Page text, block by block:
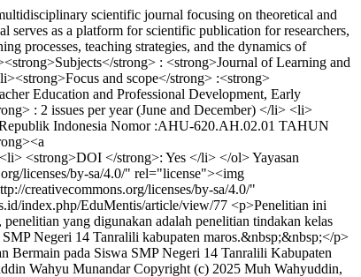
scientific journal focusing on theoretical and
serves as a platform for scientific publication for researchers,
processes, teaching strategies, and the dynamics of
strong> : <strong>Journal of Learning and
and scope</strong> :<strong>
Education and Professional Development, Early
: 2 issues per year (June and December) </li> <li>
Indonesia Nomor :AHU-620.AH.02.01 TAHUN
<strong>DOI </strong>: Yes </li> </ol>Yayasan
licenses/by-sa/4.0/" rel="license"><img
creativecommons.org/licenses/by-sa/4.0/"
index.php/EduMentis/article/view/77 <p>Penelitian ini
yang digunakan adalah penelitian tindakan kelas
Negeri 14 Tanralili kabupaten maros.&nbsp;&nbsp;</p>
Bermain pada Siswa SMP Negeri 14 Tanralili Kabupaten
Wahyu Munandar Copyright (c) 2025 Muh Wahyuddin,